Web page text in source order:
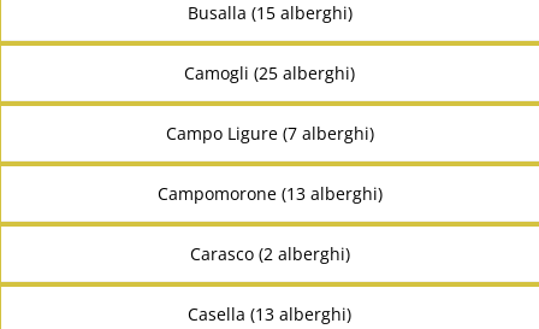
Busalla (15 alberghi)
Camogli (25 alberghi)
Campo Ligure (7 alberghi)
Campomorone (13 alberghi)
Carasco (2 alberghi)
Casella (13 alberghi)